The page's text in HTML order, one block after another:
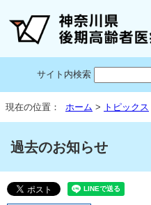
サイト内検索
現在の位置： ホーム > トピックス
過去のお知らせ